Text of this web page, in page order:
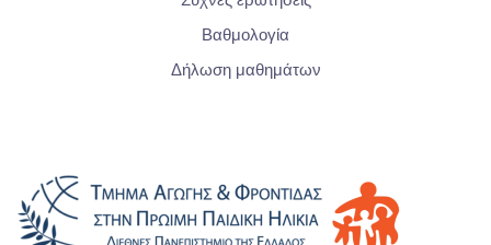
Βαθμολογία
Δήλωση μαθημάτων